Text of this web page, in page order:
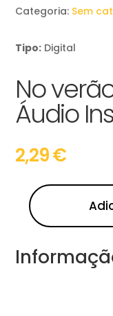
Categoria: Sem
Tipo: Digital
No
Áudio
2,29€